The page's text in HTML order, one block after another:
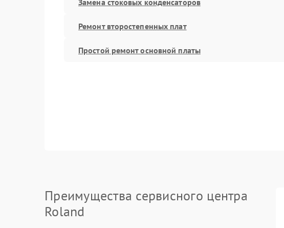
Ремонт второстепенных плат
Простой ремонт основной платы
Преимущества сервисного центра
Roland